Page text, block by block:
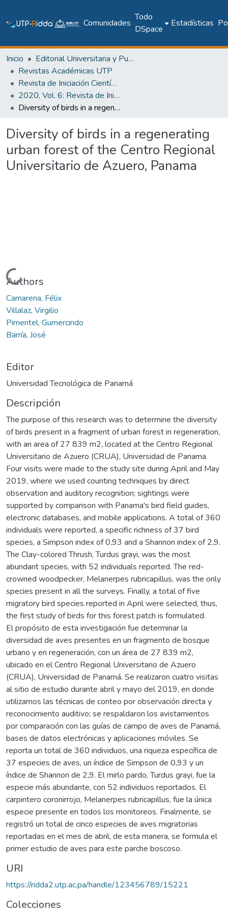
Comunidades
Todo
DSpace
Estadísticas
Inicio
Editorial Universitaria y Publicaciones Seriadas
Revistas Académicas UTP
Revista de Iniciación Científica
2020, Vol. 6: Revista de Iniciación Científica, Edición Especial
Diversity of birds in a regenerating urban forest of the Centro Regional Universitario de Azuero, Panama
Diversity of birds in a regenerating
urban forest of the Centro Regional
Universitario de Azuero, Panama
Cargando...
Authors
Camarena, Félix
Villalaz, Virgilio
Pimentel, Gumercindo
Barría, José
Editor
Universidad Tecnológica de Panamá
Descripción
The purpose of this research was to determine the diversity
of birds present in a fragment of urban forest in regeneration,
with an area of 27 839 m2, located at the Centro Regional
Universitario de Azuero (CRUA), Universidad de Panama.
Four visits were made to the study site during April and May
2019, where we used counting techniques by direct
observation and auditory recognition; sightings were
supported by comparison with Panama's bird field guides,
electronic databases, and mobile applications. A total of 360
individuals were reported, a specific richness of 37 bird
species, a Simpson index of 0,93 and a Shannon index of 2,9.
The Clay-colored Thrush, Turdus grayi, was the most
abundant species, with 52 individuals reported. The red-
crowned woodpecker, Melanerpes rubricapillus, was the only
species present in all the surveys. Finally, a total of five
migratory bird species reported in April were selected, thus,
the first study of birds for this forest patch is formulated.
El propósito de esta investigación fue determinar la
diversidad de aves presentes en un fragmento de bosque
urbano y en regeneración, con un área de 27 839 m2,
ubicado en el Centro Regional Universitario de Azuero
(CRUA), Universidad de Panamá. Se realizaron cuatro visitas
al sitio de estudio durante abril y mayo del 2019, en donde
utilizamos las técnicas de conteo por observación directa y
reconocimiento auditivo; se respaldaron los avistamientos
por comparación con las guías de campo de aves de Panamá,
bases de datos electrónicas y aplicaciones móviles. Se
reporta un total de 360 individuos, una riqueza específica de
37 especies de aves, un índice de Simpson de 0,93 y un
índice de Shannon de 2,9. El mirlo pardo, Turdus grayi, fue la
especie más abundante, con 52 individuos reportados. El
carpintero coronirrojo, Melanerpes rubricapillus, fue la única
especie presente en todos los monitoreos. Finalmente, se
registró un total de cinco especies de aves migratorias
reportadas en el mes de abril, de esta manera, se formula el
primer estudio de aves para este parche boscoso.
URI
https://ridda2.utp.ac.pa/handle/123456789/15221
Colecciones